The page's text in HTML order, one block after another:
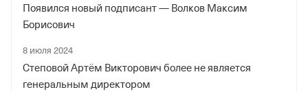
Отделение Фонда Пенсионного и Социального
Страхования Российской Федерации по гор. Москве и
Регистрационный номер ФссРФ
1021722903
Появился новый подписант — Волков Максим
Борисович
8 июля 2024
Степовой Артём Викторович более не является
генеральным директором